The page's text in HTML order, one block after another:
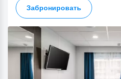
Забронировать